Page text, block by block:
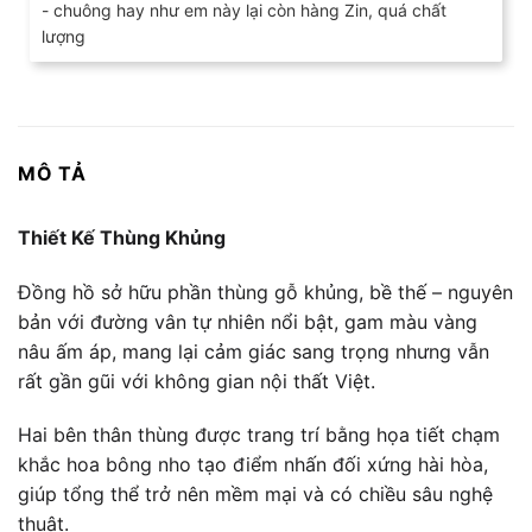
- chuông hay như em này lại còn hàng Zin, quá chất
lượng
MÔ TẢ
Thiết Kế Thùng Khủng
Đồng hồ sở hữu phần thùng gỗ khủng, bề thế – nguyên
bản với đường vân tự nhiên nổi bật, gam màu vàng
nâu ấm áp, mang lại cảm giác sang trọng nhưng vẫn
rất gần gũi với không gian nội thất Việt.
Hai bên thân thùng được trang trí bằng họa tiết chạm
khắc hoa bông nho tạo điểm nhấn đối xứng hài hòa,
giúp tổng thể trở nên mềm mại và có chiều sâu nghệ
thuật.